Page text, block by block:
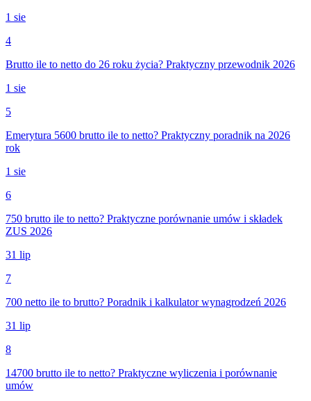
1 sie
4
Brutto ile to netto do 26 roku życia? Praktyczny przewodnik 2026
1 sie
5
Emerytura 5600 brutto ile to netto? Praktyczny poradnik na 2026
rok
1 sie
6
750 brutto ile to netto? Praktyczne porównanie umów i składek
ZUS 2026
31 lip
7
700 netto ile to brutto? Poradnik i kalkulator wynagrodzeń 2026
31 lip
8
14700 brutto ile to netto? Praktyczne wyliczenia i porównanie
umów